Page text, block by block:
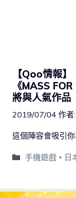
【Qoo情報
《MASS
將與人氣作品
2019/07/04 作者:
這個陣容會吸引
手機遊戲、 日